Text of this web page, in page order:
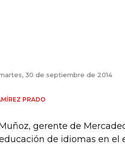
30 de septiembre de 2014
PRADO
gerente de
de idiomas en